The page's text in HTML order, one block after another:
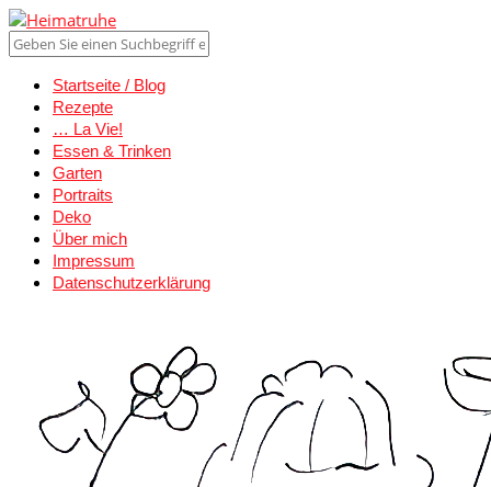
Startseite / Blog
Rezepte
… La Vie!
Essen & Trinken
Garten
Portraits
Deko
Über mich
Impressum
Datenschutzerklärung